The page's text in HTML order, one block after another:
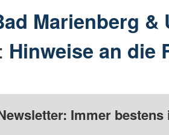
Marienberg &
Hinweise an die
Immer